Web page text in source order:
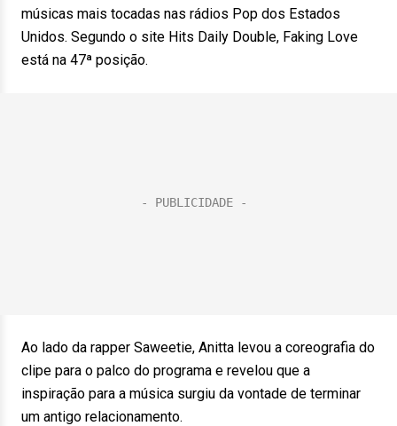
músicas mais tocadas nas rádios Pop dos Estados
Unidos. Segundo o site Hits Daily Double, Faking Love
está na 47ª posição.
Ao lado da rapper Saweetie, Anitta levou a coreografia do
clipe para o palco do programa e revelou que a
inspiração para a música surgiu da vontade de terminar
um antigo relacionamento.